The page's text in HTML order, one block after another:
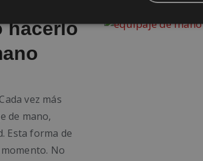
hacerlo
vez más
de mano,
Esta forma de
No